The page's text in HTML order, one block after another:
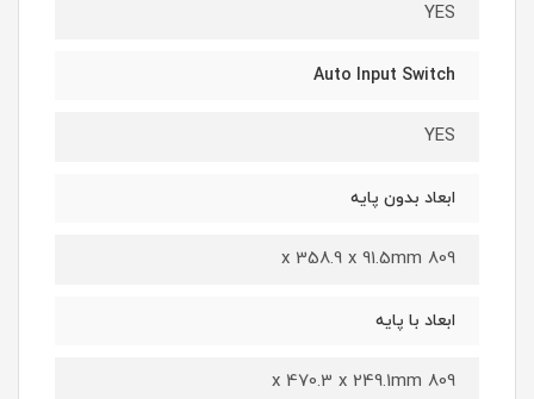
YES
Auto Input Switch
YES
ابعاد بدون پایه
809 x 358.9 x 91.5mm
ابعاد با پایه
809 x 470.3 x 249.1mm